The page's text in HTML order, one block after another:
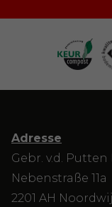
Adresse
Gebr. v.d. Putten
Nebenstraße 11a
2201 AH